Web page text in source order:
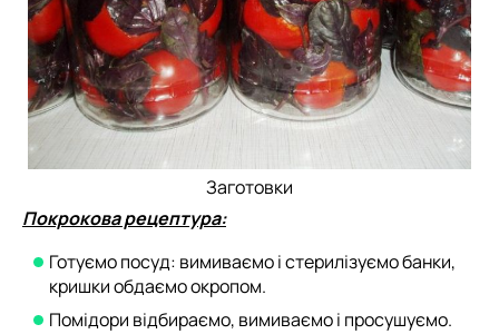
Заготовки
Покрокова рецептура:
Готуємо посуд: вимиваємо і стерилізуємо банки,
кришки обдаємо окропом.
Помідори відбираємо, вимиваємо і просушуємо.